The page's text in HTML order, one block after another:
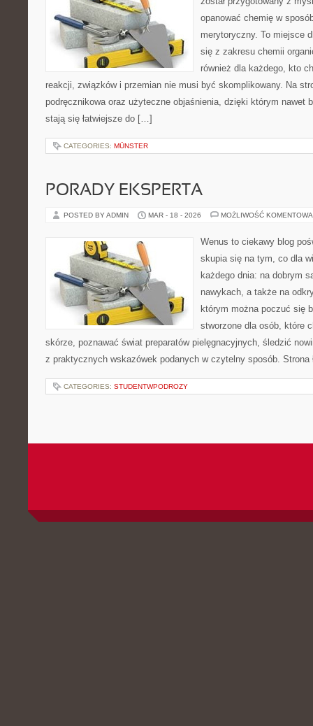
opanować chemię w
merytoryczny. To miejsce
się z zakresu chemii
również dla każdego, kto
reakcji, związków i przemian nie musi być skomplikowany. Na
podręcznikowa oraz użyteczne objaśnienia, dzięki którym nawet
stają się łatwiejsze do […]
CATEGORIES: MÜNSTER
PORADY EKSPERTA
POSTED BY ADMIN MAR - 18 - 2026 MOŻLIWOŚĆ
Wenus to ciekawy blog
skupia się na tym, co dla
każdego dnia: na dobrym
nawykach, a także na
którym można poczuć się
stworzone dla osób, które
skórze, poznawać świat preparatów pielęgnacyjnych, śledzić
z praktycznych wskazówek podanych w czytelny sposób.
CATEGORIES: STUDENTWPODROZY